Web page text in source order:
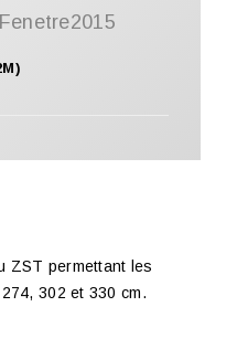
ZST permettant les
302 et 330 cm.